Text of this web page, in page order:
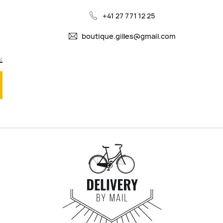
+41 27 771 12 25
boutique.gilles@gmail.com